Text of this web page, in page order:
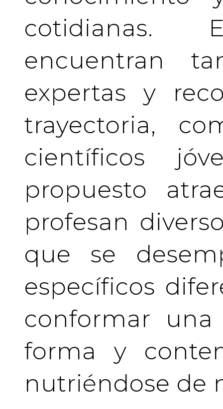
encuentran
expertas y
trayectoria,
científicos
propuesto
profesan
que se
específicos
conformar
forma y
nutriéndose de